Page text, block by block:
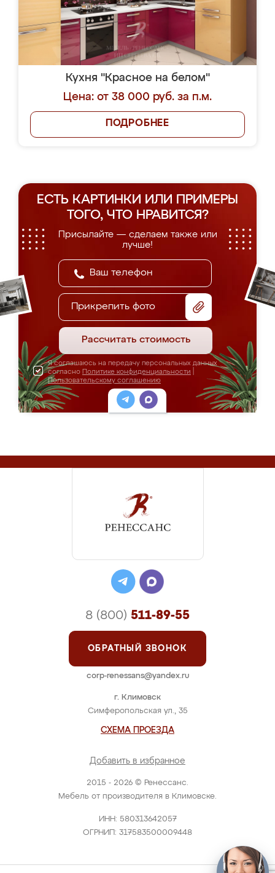
Кухня "Красное на белом"
Цена: от 38 000 руб. за п.м.
ПОДРОБНЕЕ
ЕСТЬ КАРТИНКИ ИЛИ ПРИМЕРЫ
ТОГО, ЧТО НРАВИТСЯ?
Присылайте — сделаем также или
лучше!
Прикрепить фото
Рассчитать стоимость
Я соглашаюсь на передачу персональных данных
согласно Политике конфиденциальности
Пользовательскому соглашению
2015 - 2026 © Ренессанс.
Мебель от производителя в Климовске.
ИНН: 580313642057
ОГРНИП: 317583500009448
г. Климовск
Симферопольская ул., 35
СХЕМА ПРОЕЗДА
Добавить в избранное
8 (800) 511-89-55
ОБРАТНЫЙ ЗВОНОК
corp-renessans@yandex.ru